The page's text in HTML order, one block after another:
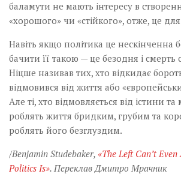
баламути не мають інтересу в
«хорошого» чи «стійкого», отже, це
Навіть якщо політика це нескінченна
бачити її такою — це безодня і смерть
Ніцше називав тих, хто відкидає
відмовився від життя або
Але ті, хто відмовляється від істини
роблять життя бридким, грубим та
роблять його безглуздим.
/Benjamin Studebaker, «The Left Can’t
Politics Is». Переклав Дмитро Мрачник